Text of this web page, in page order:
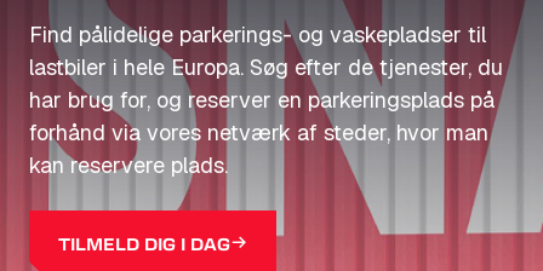
Find pålidelige parkerings- og vaskepladser til
lastbiler i hele Europa. Søg efter de tjenester, du
har brug for, og reserver en parkeringsplads på
forhånd via vores netværk af steder, hvor man
kan reservere plads.
TILMELD DIG I DAG